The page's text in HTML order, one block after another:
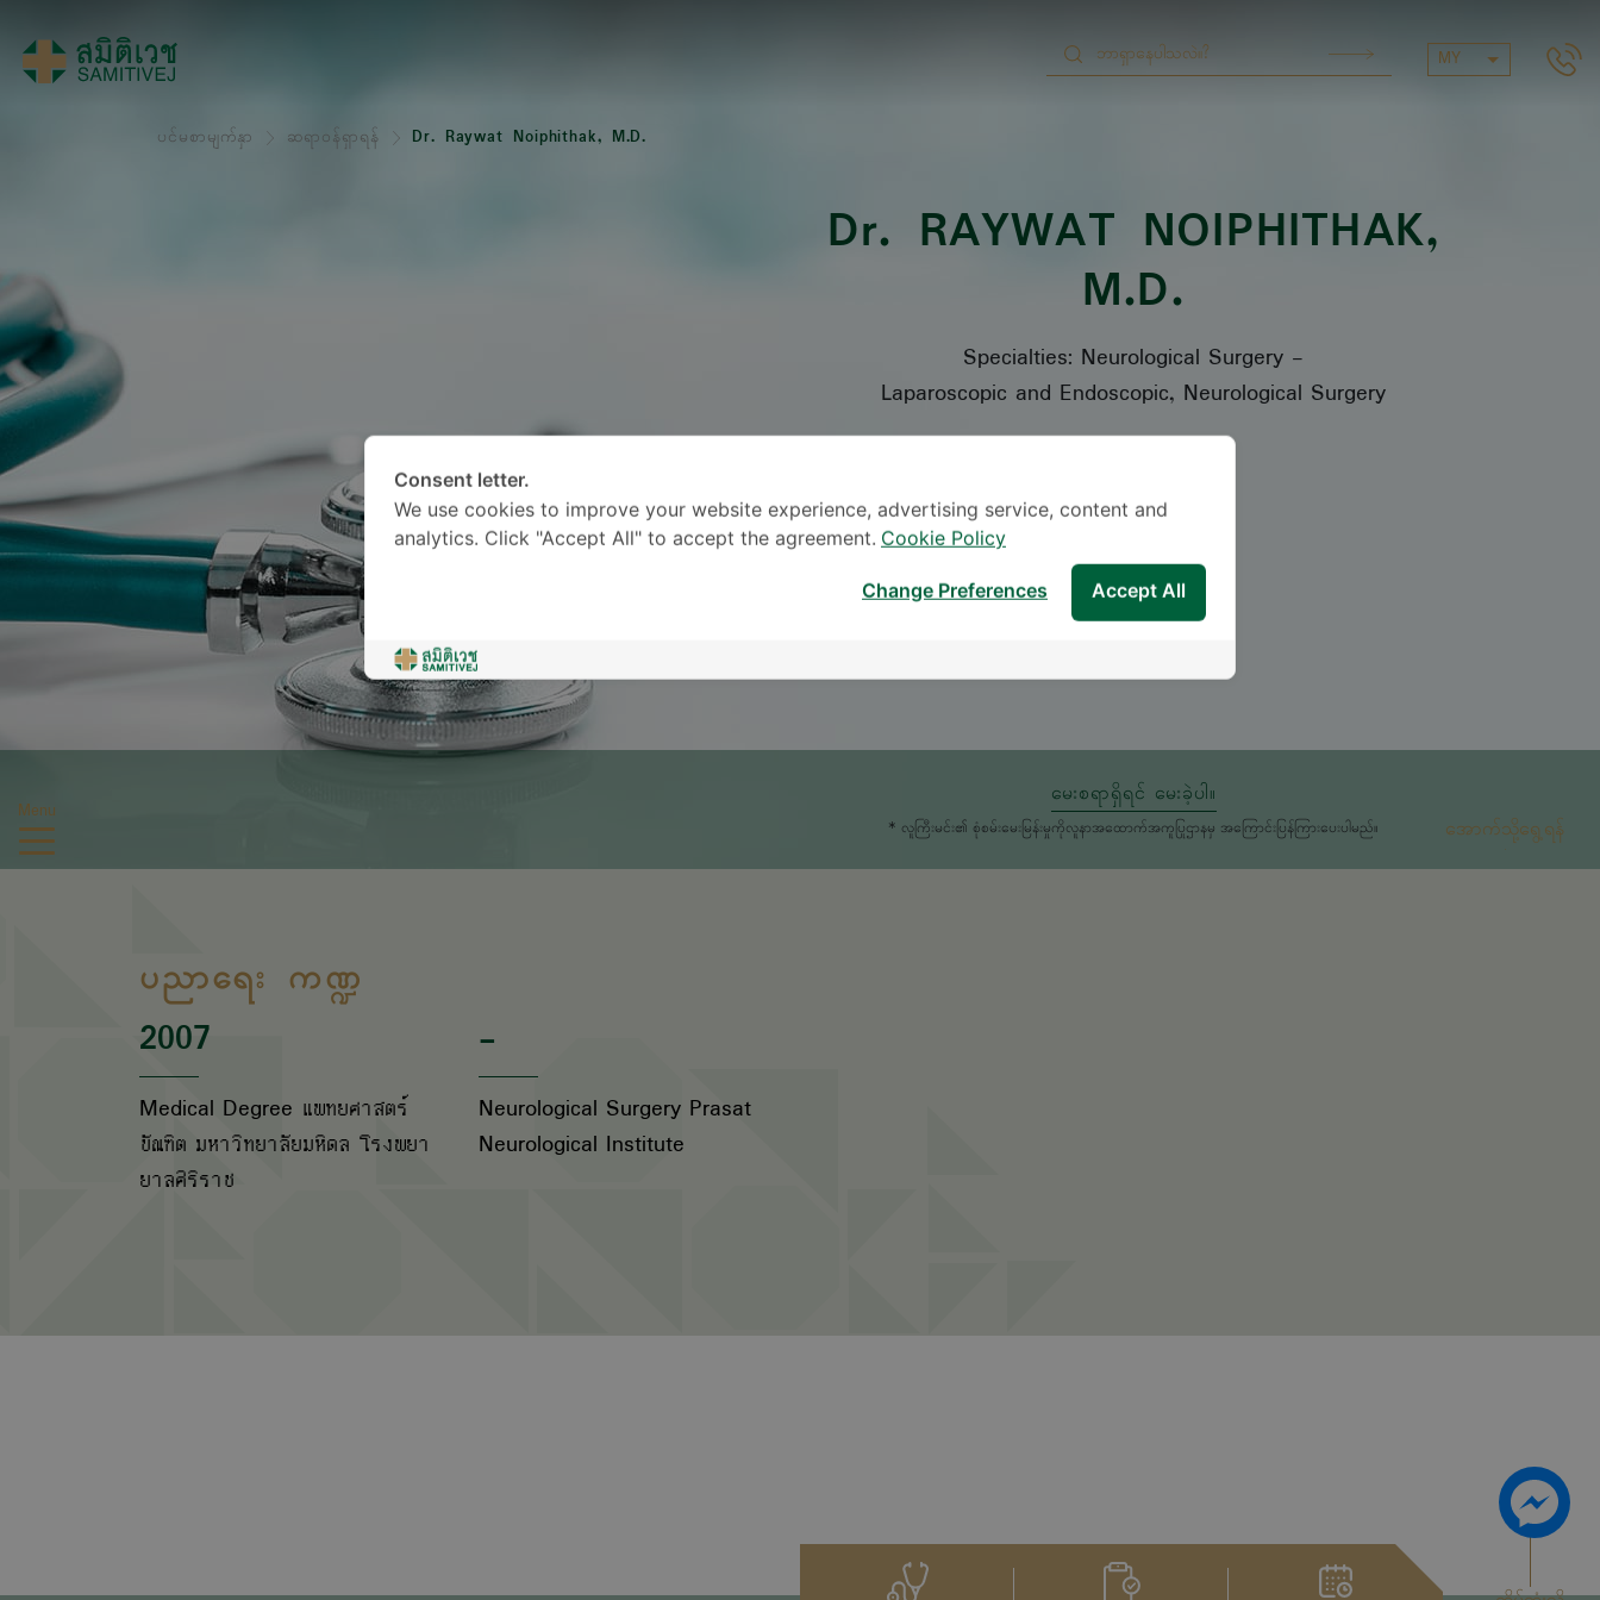
MY
Menu
ပင်မစာမျက်နှာ ဆရာဝန်ရှာရန် Dr. Raywat Noiphithak, M.D.
Dr. RAYWAT NOIPHITHAK,
M.D.
Specialties: Neurological Surgery -
Laparoscopic and Endoscopic, Neurological Surgery
မေးစရာရှိရင် မေးခဲ့ပါ။
* လူကြီးမင်း၏ စုံစမ်းမေးမြန်းမှုကိုလူနာအထောက်အကူပြုဌာနမှ အကြောင်းပြန်ကြားပေးပါမည်။
ပညာရေး ကဏ္ဍ
2007
Medical Degree แพทยศาสตร์
บัณฑิต มหาวิทยาลัยมหิดล โรงพยา
ยาลศิริราช
-
Neurological Surgery Prasat
Neurological Institute
အောက်သို့ရွေ့ရန်
Consent letter.
We use cookies to improve your website experience, advertising service, content and
analytics. Click "Accept All" to accept the agreement. Cookie Policy
Accept All
Change Preferences